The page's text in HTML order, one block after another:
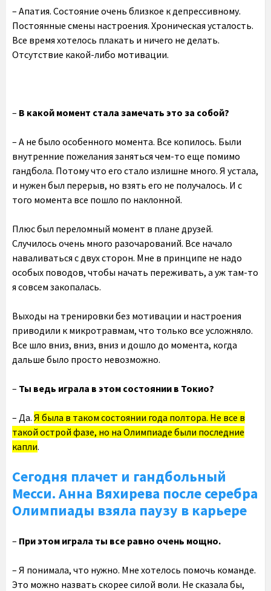
– Апатия. Состояние очень близкое к депрессивному.
Постоянные смены настроения. Хроническая усталость.
Все время хотелось плакать и ничего не делать.
Отсутствие какой-либо мотивации.
– В какой момент стала замечать это за собой?
– А не было особенного момента. Все копилось. Были
внутренние пожелания заняться чем-то еще помимо
гандбола. Потому что его стало излишне много. Я устала,
и нужен был перерыв, но взять его не получалось. И с
того момента все пошло по наклонной.
Плюс был переломный момент в плане друзей.
Случилось очень много разочарований. Все начало
наваливаться с двух сторон. Мне в принципе не надо
особых поводов, чтобы начать переживать, а уж там-то
я совсем закопалась.
Выходы на тренировки без мотивации и настроения
приводили к микротравмам, что только все усложняло.
Все шло вниз, вниз, вниз и дошло до момента, когда
дальше было просто невозможно.
– Ты ведь играла в этом состоянии в Токио?
– Да. Я была в таком состоянии года полтора. Не все в
такой острой фазе, но на Олимпиаде были последние
капли.
Сегодня плачет и гандбольный
Месси. Анна Вяхирева после серебра
Олимпиады взяла паузу в карьере
– При этом играла ты все равно очень мощно.
– Я понимала, что нужно. Мне хотелось помочь команде.
Это можно назвать скорее силой воли. Не сказала бы,